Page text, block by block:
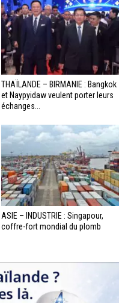
THAÏLANDE – BIRMANIE : Bangkok
et Naypyidaw veulent porter leurs
échanges...
ASIE – INDUSTRIE : Singapour,
coffre-fort mondial du plomb